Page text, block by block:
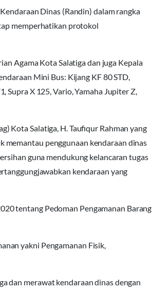
Dinas (Randin) dalam rangka
memperhatikan protokol
Agama Kota Salatiga dan juga Kepala
Mini Bus: Kijang KF 80 STD,
Supra X 125, Vario, Yamaha Jupiter Z,
Kota Salatiga, H. Taufiqur Rahman yang
memantau penggunaan kendaraan dinas
guna mendukung kelancaran tugas
kendaraan yang
tentang Pedoman Pengamanan Barang
yakni Pengamanan Fisik,
dan merawat kendaraan dinas dengan